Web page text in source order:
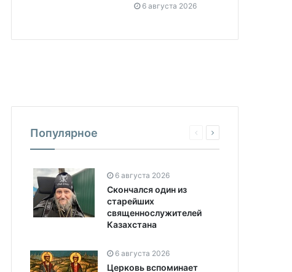
6 августа 2026
Популярное
6 августа 2026
Скончался один из
старейших
священнослужителей
Казахстана
6 августа 2026
Церковь вспоминает